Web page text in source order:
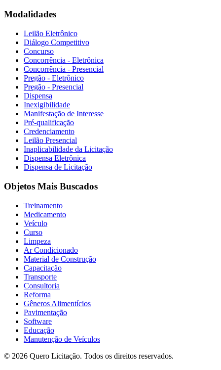
Modalidades
Leilão Eletrônico
Diálogo Competitivo
Concurso
Concorrência - Eletrônica
Concorrência - Presencial
Pregão - Eletrônico
Pregão - Presencial
Dispensa
Inexigibilidade
Manifestação de Interesse
Pré-qualificação
Credenciamento
Leilão Presencial
Inaplicabilidade da Licitação
Dispensa Eletrônica
Dispensa de Licitação
Objetos Mais Buscados
Treinamento
Medicamento
Veículo
Curso
Limpeza
Ar Condicionado
Material de Construção
Capacitação
Transporte
Consultoria
Reforma
Gêneros Alimentícios
Pavimentação
Software
Educação
Manutenção de Veículos
© 2026 Quero Licitação. Todos os direitos reservados.